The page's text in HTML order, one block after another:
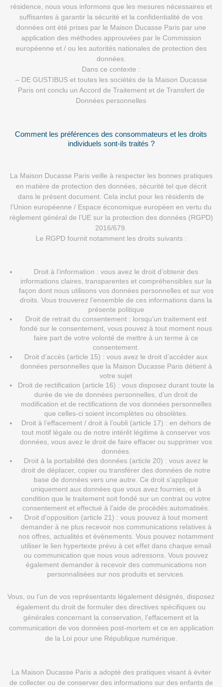
résidence, nous vous informons que les mesures nécessaires et
suffisantes à garantir la sécurité et la confidentialité de vos
données ont été prises par le Maison Ducasse Paris par une
application des méthodes approuvées par le Commission
européenne et / ou les autorités nationales de protection des
données.
Dans ce contexte :
– DE GUSTIBUS et toutes les sociétés de la Maison Ducasse
Paris ont conclu un Accord de Traitement et de Transfert de
Données personnelles
Comment les préférences des consommateurs et les droits
individuels sont-ils traités ?
La Maison Ducasse Paris veille à respecter les bonnes pratiques
en matière de protection des données, sécurité tel que décrit
dans le présent document. Cela inclut pour les résidents de
l’Union européenne / Espace économique européen en vertu du
règlement général de l’UE sur la protection des données (RGPD)
2016/679.
Le RGPD fournit notamment les droits suivants :
Droit à l’information : vous avez le droit d’obtenir des
informations claires, transparentes et compréhensibles sur la
façon dont nous utilisons vos données personnelles et sur vos
droits. Vous trouverez l’ensemble de ces informations dans la
présente politique
Droit de retrait du consentement : lorsqu’un traitement est
fondé sur le consentement, vous pouvez à tout moment nous
faire part de votre volonté de mettre à un terme à ce
consentement.
Droit d’accès (article 15) : vous avez le droit d’accéder aux
données personnelles que la Maison Ducasse Paris détient à
votre sujet
Droit de rectification (article 16) : vous disposez durant toute la
durée de vie de données personnelles, d’un droit de
modification et de rectifications de vos données personnelles
que celles-ci soient incomplètes ou obsolètes.
Droit à l’effacement / droit à l’oubli (article 17) : en dehors de
tout motif légale ou de notre intérêt légitime à conserver vos
données, vous avez le droit de faire effacer ou supprimer vos
données.
Droit à la portabilité des données (article 20) : vous avez le
droit de déplacer, copier ou transférer des données de notre
base de données vers une autre. Ce droit s’applique
uniquement aux données que vous avez fournies, et à
condition que le traitement soit fondé sur un contrat ou votre
consentement et effectué à l’aide de procédés automatisés.
Droit d’opposition (article 21) : vous pouvez à tout moment
demander à ne plus recevoir nos communications relatives à
nos offres, actualités et évènements. Vous pouvez notamment
utiliser le lien hypertexte prévu à cet effet dans chaque email
ou communication que nous vous adressons. Vous pouvez
également demander à recevoir des communications non
personnalisées sur nos produits et services.
Vous, ou l’un de vos représentants légalement désignés, disposez
également du droit de formuler des directives spécifiques ou
générales concernant la conservation, l’effacement et la
communication de vos données post-mortem et ce en application
de la Loi pour une République numérique.
La Maison Ducasse Paris a adopté des pratiques visant à éviter
de collecter ou de conserver des informations sur des enfants de